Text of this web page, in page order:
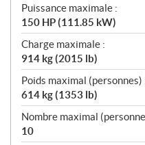
Puissance maximale :
150 HP (111.85 kW)
Charge maximale :
914 kg (2015 lb)
Poids maximal (personnes)
614 kg (1353 lb)
Nombre maximal
10